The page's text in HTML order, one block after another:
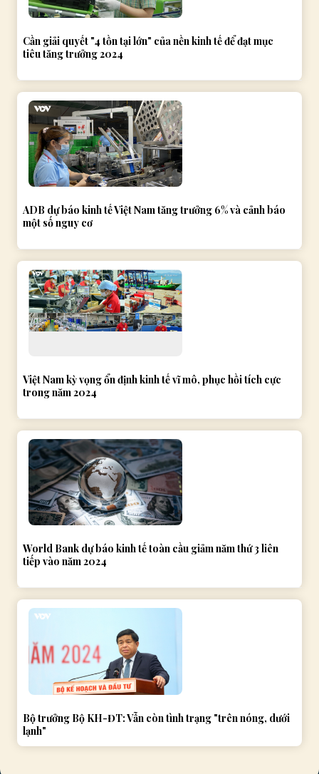
Cần giải quyết "4 tồn tại lớn" của nền kinh tế để đạt mục
tiêu tăng trưởng 2024
ADB dự báo kinh tế Việt Nam tăng trưởng 6% và cảnh báo
một số nguy cơ
Việt Nam kỳ vọng ổn định kinh tế vĩ mô, phục hồi tích cực
trong năm 2024
World Bank dự báo kinh tế toàn cầu giảm năm thứ 3 liên
tiếp vào năm 2024
Bộ trưởng Bộ KH-ĐT: Vẫn còn tình trạng "trên nóng, dưới
lạnh"